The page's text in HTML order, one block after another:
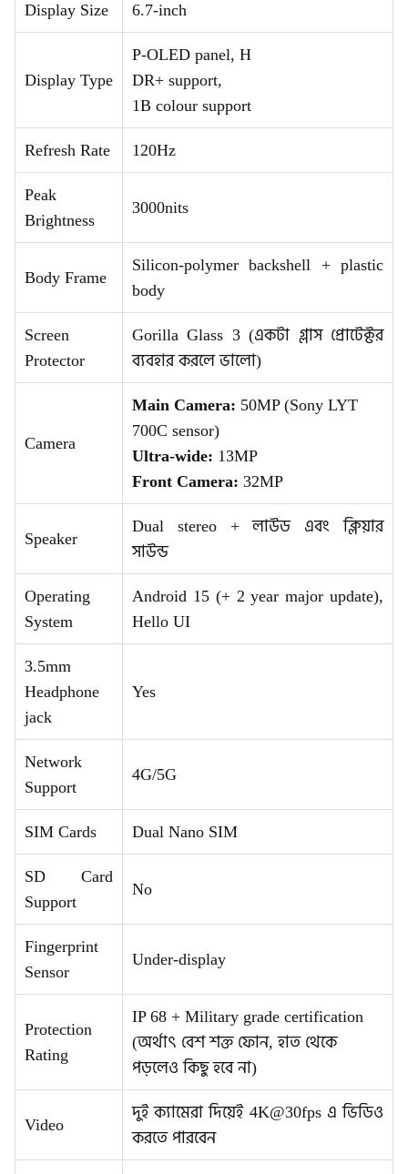
Display Size 6.7-inch
Display Type
P-OLED panel, H
DR+ support,
1B colour support
Refresh Rate 120Hz
Peak
Brightness
3000nits
Body Frame
Silicon-polymer backshell + plastic
body
Screen
Protector
Gorilla Glass 3 (একটা গ্লাস প্রোটেক্টর
ব্যবহার করলে ভালো)
Camera
Main Camera: 50MP (Sony LYT
700C sensor)
Ultra-wide: 13MP
Front Camera: 32MP
Speaker
Dual stereo + লাউড এবং ক্লিয়ার
সাউন্ড
Operating
System
Android 15 (+ 2 year major update),
Hello UI
3.5mm
Headphone
jack
Yes
Network
Support
4G/5G
SIM Cards Dual Nano SIM
SD Card
Support
No
Fingerprint
Sensor
Under-display
Protection
Rating
IP 68 + Military grade certification
(অর্থাৎ বেশ শক্ত ফোন, হাত থেকে
পড়লেও কিছু হবে না)
Video
দুই ক্যামেরা দিয়েই 4K@30fps এ ভিডিও
করতে পারবেন